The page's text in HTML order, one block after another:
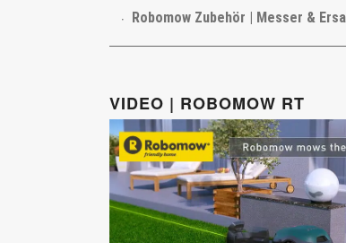
Robomow Zubehör | Messer &
VIDEO | ROBOMOW RT